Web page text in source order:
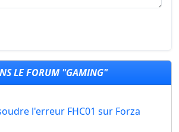
LE FORUM "GAMING"
l'erreur FHC01 sur Forza